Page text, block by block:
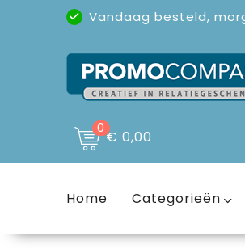
Vandaag besteld,
Uitstekende
0€ 0,00
Home Categorieën